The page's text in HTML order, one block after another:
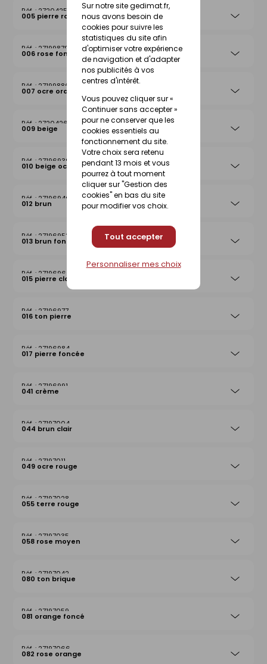
Sur notre site gedimat.fr,
nous avons besoin de
cookies pour suivre les
statistiques du site afin
d'optimiser votre expérience
de navigation et d'adapter
nos publicités à vos
centres d'intérêt.
Vous pouvez cliquer sur «
Continuer sans accepter »
pour ne conserver que les
cookies essentiels au
fonctionnement du site.
Votre choix sera retenu
pendant 13 mois et vous
pourrez à tout moment
cliquer sur "Gestion des
cookies" en bas du site
pour modifier vos choix.
Tout accepter
Personnaliser mes choix
27204252
005 pierre rosée
27199879
006 rose foncé
27199886
007 ocre orange
27204269
009 beige
27196939
010 beige ocre
27196946
012 brun
27196953
013 brun foncé
27196960
015 pierre claire
27196977
016 ton pierre
27196984
017 pierre foncée
27196991
041 crème
27197004
044 brun clair
27197011
049 ocre rouge
27197028
055 terre rouge
27197035
058 rose moyen
27197042
080 ton brique
27197059
081 orange foncé
27197066
082 rose orange